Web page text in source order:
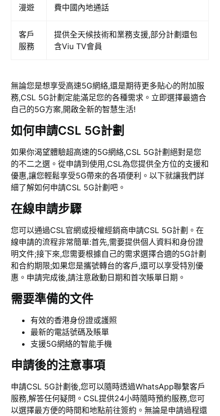
漫遊
費中國內地通話
客戶
服務
提供全天候技術和業務支援,部分計劃還包
含Viu TV會員
無論您是想享受高速5G網絡,還是期待更多貼心的附加服
務,CSL 5G計劃定能滿足您的各種需求。立即選擇最適合
自己的5G方案,開啟全新的智慧生活!
如何申請CSL 5G計劃
如果你渴望體驗超高速的5G網絡,CSL 5G計劃絕對是您
的不二之選。從申請到使用,CSL為您提供全方位的支援和
優惠,讓您輕鬆享受5G帶來的各項便利。以下就讓我們詳
細了解如何申請CSL 5G計劃吧。
在線申請步驟
您可以通過CSL官網或授權經銷商申請CSL 5G計劃。在
線申請的流程非常簡單:首先,需要提供個人資料和身份證
明文件;接下來,您需要根據自己的需求選擇合適的5G計劃
和合約期限;如果您是攜號轉台的客戶,還可以享受特別優
惠。申請完成後,請注意啟動日期和首次賬單日期。
需要準備的文件
有效的香港身份證或護照
最新的電話號碼及賬單
支援5G網絡的智能手機
申請後的注意事項
申請CSL 5G計劃後,您可以隨時透過WhatsApp聯繫客戶
服務,解答任何疑問。CSL提供24小時隨時預約服務,您可
以選擇最方便的時間和地點前往簽約。無論是申請過程還